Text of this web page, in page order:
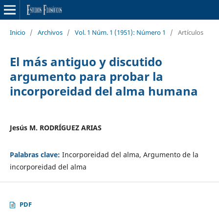
Inicio / Archivos / Vol. 1 Núm. 1 (1951): Número 1 / Artículos
El más antiguo y discutido
argumento para probar la
incorporeidad del alma humana
Jesús M. RODRÍGUEZ ARIAS
Palabras clave: Incorporeidad del alma, Argumento de la
incorporeidad del alma
PDF